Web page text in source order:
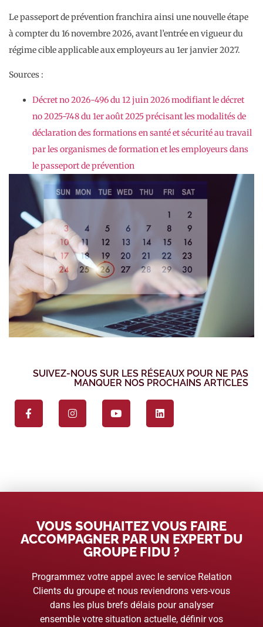
Le passeport de prévention franchira ainsi une nouvelle étape
à compter du 16 novembre 2026, avant l’entrée en vigueur du
régime cible applicable aux employeurs au 1er janvier 2027.
Sources :
Décret no 2026-496 du 12 juin 2026 modifiant le décret
no 2025-748 du 1er août 2025 précisant les modalités de
déclaration des formations en santé et sécurité au travail
par les organismes de formation et les employeurs dans
le passeport de prévention
SUIVEZ-NOUS SUR LES RÉSEAUX POUR NE PAS
MANQUER NOS PROCHAINS ARTICLES
VOUS SOUHAITEZ VOUS FAIRE
ACCOMPAGNER PAR UN EXPERT DU
GROUPE FIDU ?
Programmez votre appel avec le service Relation
Clients du groupe et nous reviendrons vers-vous
dans les plus brefs délais pour analyser
ensemble votre situation actuelle, définir vos